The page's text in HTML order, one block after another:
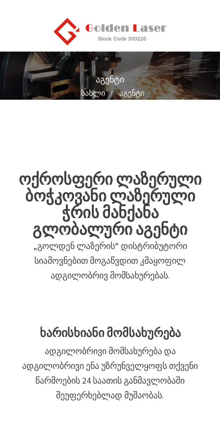
Აგენტი
Სახლი Აგენტი
ოქროსფერი ლაზერული
ბოჭკოვანი ლაზერული
ჭრის მანქანა
გლობალური აგენტი
„გოლდენ ლაზერის“ დისტრიბუტორი
სიამოვნებით მოგაწვდით კმაყოფილ
ადგილობრივ მომსახურებას.
ხარისხიანი მომსახურება
ადგილობრივი მომსახურება და
ადგილობრივი ენა უზრუნველყოფს თქვენი
წარმოების 24 საათის განმავლობაში
შეუფერხებლად მუშაობას.